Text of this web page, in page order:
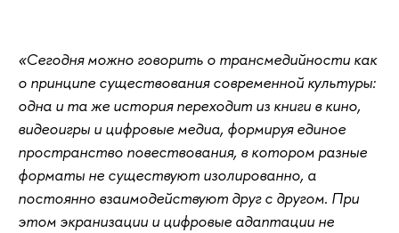
«Сегодня можно говорить о трансмедийности как
о принципе существования современной культуры:
одна и та же история переходит из книги в кино,
видеоигры и цифровые медиа, формируя единое
пространство повествования, в котором разные
форматы не существуют изолированно, а
постоянно взаимодействуют друг с другом. При
этом экранизации и цифровые адаптации не